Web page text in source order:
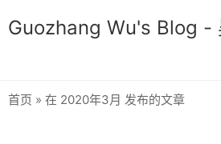
Guozhang Wu's Blog -
首页 » 在 2020年3月 发布的文章